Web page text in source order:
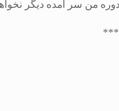
من سر آمده ديگر نخواهم
***